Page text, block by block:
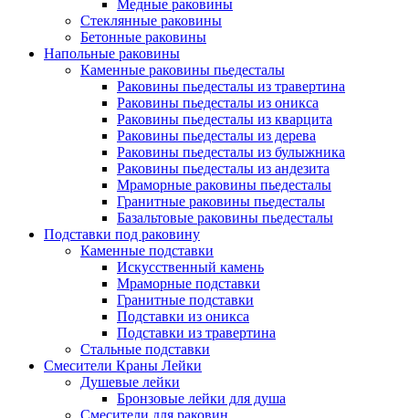
Медные раковины
Стеклянные раковины
Бетонные раковины
Напольные раковины
Каменные раковины пьедесталы
Раковины пьедесталы из травертина
Раковины пьедесталы из оникса
Раковины пьедесталы из кварцита
Раковины пьедесталы из дерева
Раковины пьедесталы из булыжника
Раковины пьедесталы из андезита
Мраморные раковины пьедесталы
Гранитные раковины пьедесталы
Базальтовые раковины пьедесталы
Подставки под раковину
Каменные подставки
Искусственный камень
Мраморные подставки
Гранитные подставки
Подставки из оникса
Подставки из травертина
Стальные подставки
Смесители Краны Лейки
Душевые лейки
Бронзовые лейки для душа
Смесители для раковин